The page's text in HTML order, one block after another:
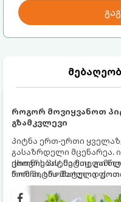
როგორ მოვიყვანოთ
გზამკვლევი
პიტნა ერთ-ერთი
გასაზრდელი მცენარეა.
ცხოვრებას, მეტიც,
რომ პიტნა მხოლოდ
გრუნტში (ბაღში)
სწრაფად ვრცელდება და
ქოთნის პიტნა მთელი
ნორჩი, არომატული
კერძებისთვის.